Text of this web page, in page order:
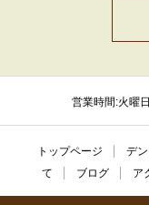
営業時間:火曜
トップページ デ
て
ブログ ア